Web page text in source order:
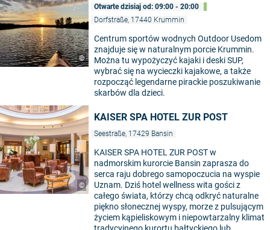
©
Otwarte dzisiaj od: 09:00 - 20:00
Dorfstraße, 17440 Krummin
Centrum sportów wodnych Outdoor Usedom
znajduje się w naturalnym porcie Krummin.
Można tu wypożyczyć kajaki i deski SUP,
wybrać się na wycieczki kajakowe, a także
rozpocząć legendarne pirackie poszukiwanie
skarbów dla dzieci.
©
KAISER SPA HOTEL ZUR POST
Seestraße, 17429 Bansin
KAISER SPA HOTEL ZUR POST w
nadmorskim kurorcie Bansin zaprasza do
serca raju dobrego samopoczucia na wyspie
Uznam. Dziś hotel wellness wita gości z
całego świata, którzy chcą odkryć naturalne
piękno słonecznej wyspy, morze z pulsującym
życiem kąpieliskowym i niepowtarzalny klimat